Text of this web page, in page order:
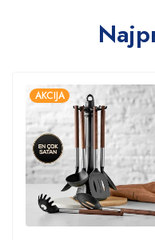
AKCIJA